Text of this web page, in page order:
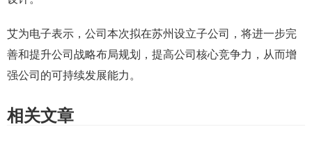
艾为电子表示，公司本次拟在苏州设立子公司，将进一步完
善和提升公司战略布局规划，提高公司核心竞争力，从而增
强公司的可持续发展能力。
相关文章